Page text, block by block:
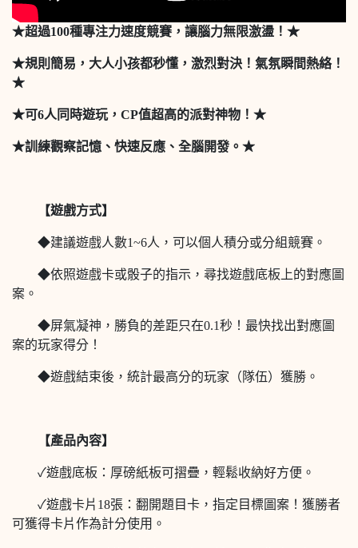
★超過100種專注力速度競賽，讓腦力無限激盪！★
★規則簡易，大人小孩都秒懂，激烈對決！氣氛瞬間熱絡！
★
★可6人同時遊玩，CP值超高的派對神物！★
★訓練觀察記憶、快速反應、全腦開發。★
【遊戲方式】
◆建議遊戲人數1~6人，可以個人積分或分組競賽。
◆依照遊戲卡或骰子的指示，尋找遊戲底板上的對應圖
案。
◆屏氣凝神，勝負的差距只在0.1秒！最快找出對應圖
案的玩家得分！
◆遊戲結束後，統計最高分的玩家（隊伍）獲勝。
【產品內容】
✓遊戲底板：厚磅紙板可摺疊，輕鬆收納好方便。
✓遊戲卡片18張：翻開題目卡，指定目標圖案！獲勝者
可獲得卡片作為計分使用。